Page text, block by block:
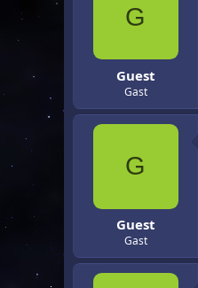
G
Guest
Gast
G
Guest
Gast